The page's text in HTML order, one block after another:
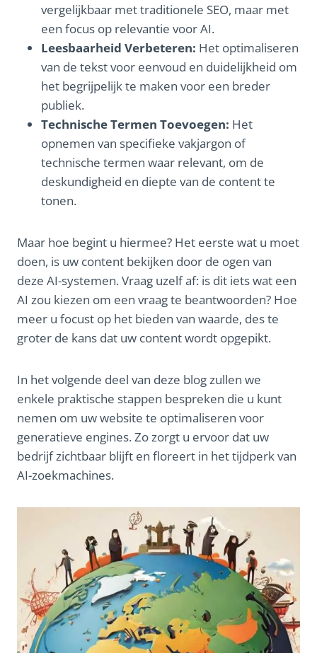
vergelijkbaar met traditionele SEO, maar met
een focus op relevantie voor AI.
Leesbaarheid Verbeteren: Het optimaliseren
van de tekst voor eenvoud en duidelijkheid om
het begrijpelijk te maken voor een breder
publiek.
Technische Termen Toevoegen: Het
opnemen van specifieke vakjargon of
technische termen waar relevant, om de
deskundigheid en diepte van de content te
tonen.
Maar hoe begint u hiermee? Het eerste wat u moet
doen, is uw content bekijken door de ogen van
deze AI-systemen. Vraag uzelf af: is dit iets wat een
AI zou kiezen om een vraag te beantwoorden? Hoe
meer u focust op het bieden van waarde, des te
groter de kans dat uw content wordt opgepikt.
In het volgende deel van deze blog zullen we
enkele praktische stappen bespreken die u kunt
nemen om uw website te optimaliseren voor
generatieve engines. Zo zorgt u ervoor dat uw
bedrijf zichtbaar blijft en floreert in het tijdperk van
AI-zoekmachines.